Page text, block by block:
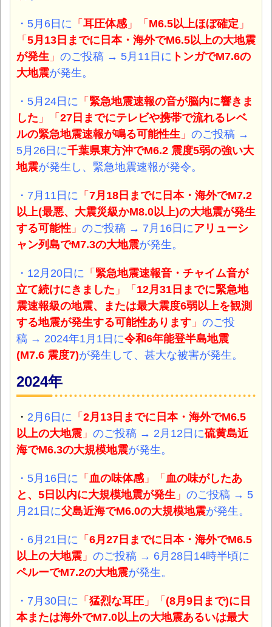
・5月6日に 「 耳圧体感」「 M6.5以上ほぼ確定 」
「 5月13日までに日本・海外でM6.5以上の大地震
が発生 」 のご投稿 → 5月11日に トンガでM7.6の
大地震が発生。
・5月24日に 「 緊急地震速報の音が脳内に響きま
した 」「 27日までにテレビや携帯で流れるレベ
ルの緊急地震速報が鳴る可能性生 」 のご投稿 →
5月26日に千葉県東方沖でM6.2 震度5弱の強い大
地震が発生し、緊急地震速報が発令。
・7月11日に 「 7月18日までに日本・海外でM7.2
以上(最悪、大震災級かM8.0以上)の大地震が発生
する可能性 」 のご投稿 → 7月16日にアリューシ
ャン列島でM7.3の大地震が発生。
・12月20日に 「 緊急地震速報音・チャイム音が
立て続けにきました 」「 12月31日までに緊急地
震速報級の地震、または最大震度6弱以上を観測
する地震が発生する可能性あります 」 のご投
稿 → 2024年1月1日に令和6年能登半島地震
(M7.6 震度7)が発生して、甚大な被害が発生。
2024年
・ 2月6日に 「 2月13日までに日本・海外でM6.5
以上の大地震 」 のご投稿 → 2月12日に硫黄島近
海でM6.3の大規模地震が発生。
・5月16日に 「 血の味体感」「 血の味がしたあ
と、5日以内に大規模地震が発生 」 のご投稿 → 5
月21日に父島近海でM6.0の大規模地震が発生。
・6月21日に 「 6月27日までに日本・海外でM6.5
以上の大地震 」 のご投稿 → 6月28日14時半頃に
ペルーでM7.2の大地震が発生。
・7月30日に 「 猛烈な耳圧 」「 (8月9日まで)に日
本または海外でM7.0以上の大地震あるいは最大